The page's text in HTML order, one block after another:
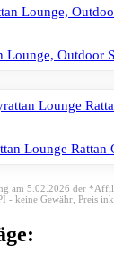
Lounge, Outdoor
Lounge Rattan
am 5.02.2026 der
- keine Gewähr, Preis